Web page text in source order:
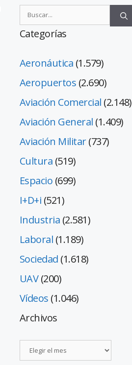
Categorías
Aeronáutica (1.579)
Aeropuertos (2.690)
Aviación Comercial (2.148)
Aviación General (1.409)
Aviación Militar(737)
Cultura (519)
Espacio (699)
I+D+i (521)
Industria (2.581)
Laboral (1.189)
Sociedad (1.618)
UAV(200)
Vídeos (1.046)
Archivos